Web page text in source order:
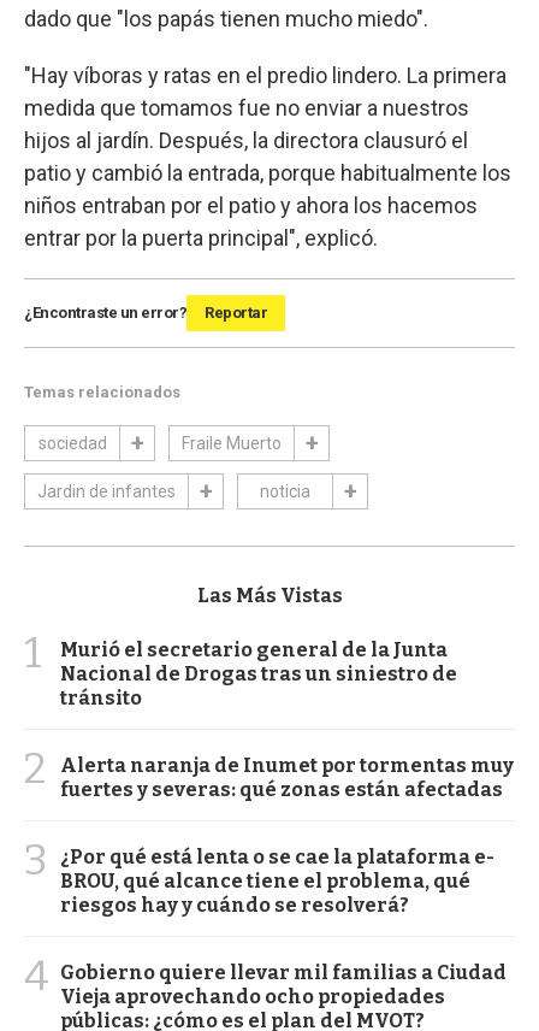
dado que "los papás tienen mucho miedo".
"Hay víboras y ratas en el predio lindero. La primera
medida que tomamos fue no enviar a nuestros
hijos al jardín. Después, la directora clausuró el
patio y cambió la entrada, porque habitualmente los
niños entraban por el patio y ahora los hacemos
entrar por la puerta principal", explicó.
¿Encontraste un error? Reportar
Temas relacionados
sociedad Fraile Muerto
Jardin de infantes noticia
Las Más Vistas
1
Murió el secretario general de la Junta
Nacional de Drogas tras un siniestro de
tránsito
2
Alerta naranja de Inumet por tormentas muy
fuertes y severas: qué zonas están afectadas
3
¿Por qué está lenta o se cae la plataforma e-
BROU, qué alcance tiene el problema, qué
riesgos hay y cuándo se resolverá?
4 Gobierno quiere llevar mil familias a Ciudad
Vieja aprovechando ocho propiedades
públicas: ¿cómo es el plan del MVOT?